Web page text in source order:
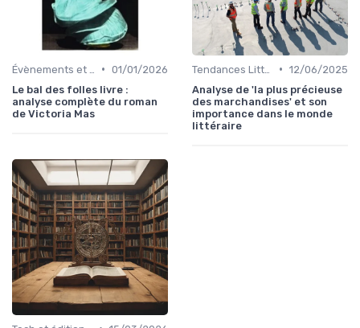
• 01/01/2026
Le bal des folles livre :
analyse complète du roman
de Victoria Mas
• 12/06/2025
Analyse de 'la plus précieuse
des marchandises' et son
importance dans le monde
littéraire